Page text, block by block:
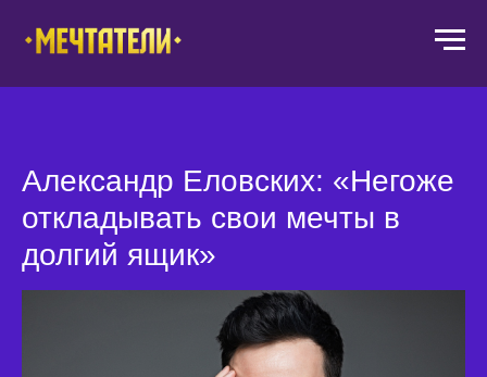
Александр Еловских: «Негоже
откладывать свои мечты в
долгий ящик»